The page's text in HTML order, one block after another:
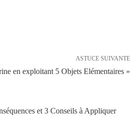
ASTUCE SUIVANTE
en exploitant 5 Objets Elémentaires »
et 3 Conseils à Appliquer